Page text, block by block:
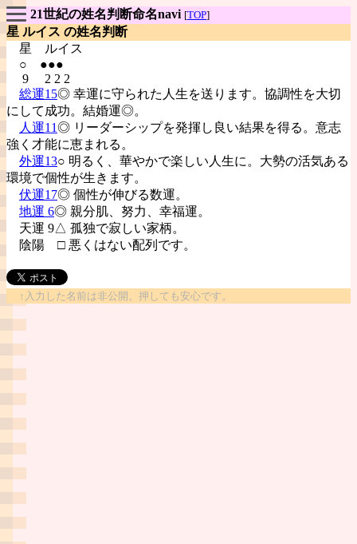
21世紀の姓名判断命名navi [TOP]
星 ルイス の姓名判断
星
ルイス
○ ●●●
9 2 2 2
総運15◎ 幸運に守られた人生を送ります。協調性を大切
にして成功。結婚運◎。
人運11◎ リーダーシップを発揮し良い結果を得る。意志
強く才能に恵まれる。
外運13○ 明るく、華やかで楽しい人生に。大勢の活気ある
環境で個性が生きます。
伏運17◎ 個性が伸びる数運。
地運 6◎ 親分肌、努力、幸福運。
天運 9△ 孤独で寂しい家柄。
陰陽 □ 悪くはない配列です。
↑入力した名前は非公開。押しても安心です。